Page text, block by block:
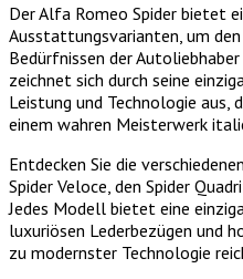
Der Alfa Romeo Spider bietet
Ausstattungsvarianten, um
Bedürfnissen der
zeichnet sich durch seine
Leistung und Technologie aus,
einem wahren Meisterwerk
Entdecken Sie die
Spider Veloce, den Spider
Jedes Modell bietet eine
luxuriösen Lederbezügen und
zu modernster Technologie